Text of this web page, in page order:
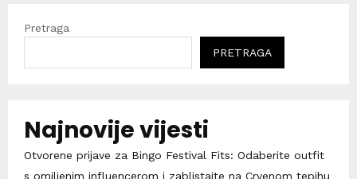
Pretraga
PRETRAGA
Najnovije vijesti
Otvorene prijave za Bingo Festival Fits: Odaberite outfit
s omiljenim influencerom i zablistajte na Crvenom tepihu